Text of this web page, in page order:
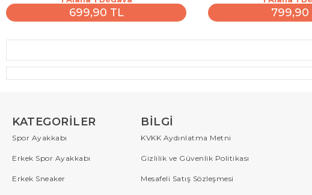
699,90 TL 799,90
KATEGORILER
Spor Ayakkabı
Erkek Spor Ayakkabı
Erkek Sneaker
BILGI
KVKK Aydınlatma Metni
Gizlilik ve Güvenlik Politikası
Mesafeli Satış Sözleşmesi